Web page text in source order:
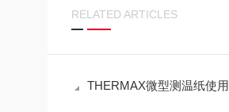
RELATED ARTICLES
THERMAX微型测温纸使用行业